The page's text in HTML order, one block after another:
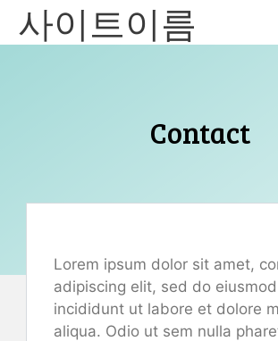
Skip사이트이름
Contact
Lorem ipsum dolor sit amet,
adipiscing elit, sed do
incididunt ut labore et dolore
aliqua. Odio ut sem nulla